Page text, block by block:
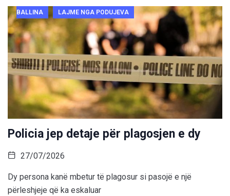
BALLINA LAJME NGA PODUJEVA
Policia jep detaje për plagosjen e dy
27/07/2026
Dy persona kanë mbetur të plagosur si pasojë e një
përleshjeje që ka eskaluar